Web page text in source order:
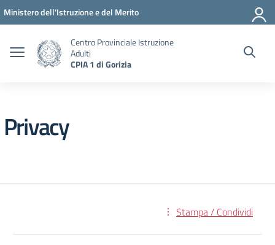
Vai ai contenuti
Vai al menu di navigazione
Vai al footer
Ministero dell'Istruzione e del Merito
Centro Provinciale Istruzione
Adulti
CPIA 1 di Gorizia
Privacy
Stampa / Condividi